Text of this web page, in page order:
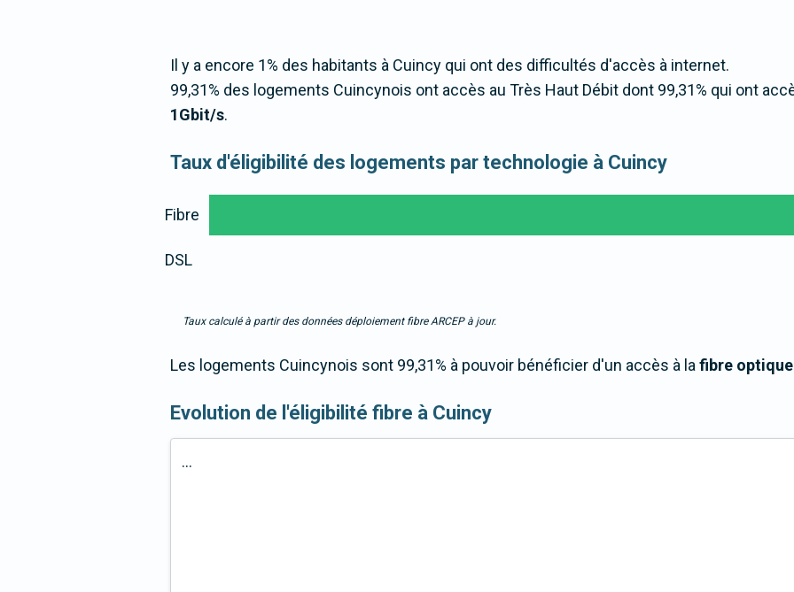
Il y a encore 1% des habitants à Cuincy qui ont des difficultés d'accès à internet.
99,31% des logements Cuincynois ont accès au Très Haut Débit dont 99,31% qui ont
1Gbit/s.
Taux d'éligibilité des logements par technologie à Cuincy
Fibre
DSL
Taux calculé à partir des données déploiement fibre ARCEP à jour.
Les logements Cuincynois sont 99,31% à pouvoir bénéficier d'un accès à lafibre optique
Evolution de l'éligibilité fibre à Cuincy
...